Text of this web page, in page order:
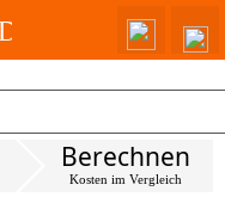
Berechnen
Kosten im Vergleich